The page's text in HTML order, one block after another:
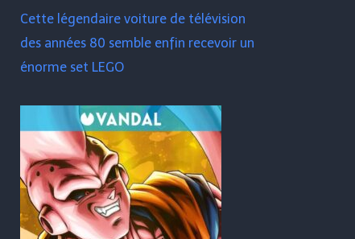
Cette légendaire voiture de télévision
des années 80 semble enfin recevoir un
énorme set LEGO